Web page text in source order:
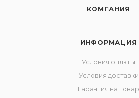
КОМПАНИЯ
ИНФОРМАЦИЯ
Условия оплаты
Условия доставки
Гарантия на товар